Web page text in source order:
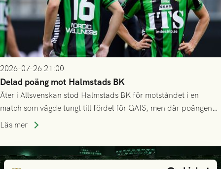
2026-07-26 21:00
Delad poäng mot Halmstads BK
Åter i Allsvenskan stod Halmstads BK för motståndet i en
match som vägde tungt till fördel för GAIS, men där poängen
delades efter dramatik på tilläggstid.
Läs mer